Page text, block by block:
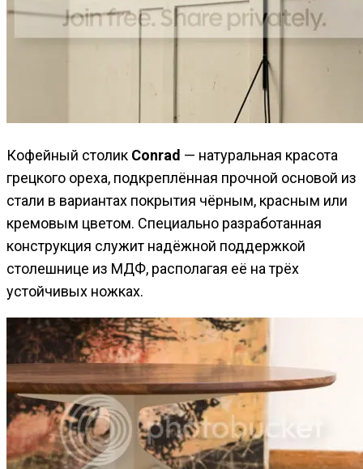
Кофейный столик Conrad — натуральная красота
грецкого ореха, подкреплённая прочной основой из
стали в вариантах покрытия чёрным, красным или
кремовым цветом. Специально разработанная
конструкция служит надёжной поддержкой
столешнице из МДФ, располагая её на трёх
устойчивых ножках.